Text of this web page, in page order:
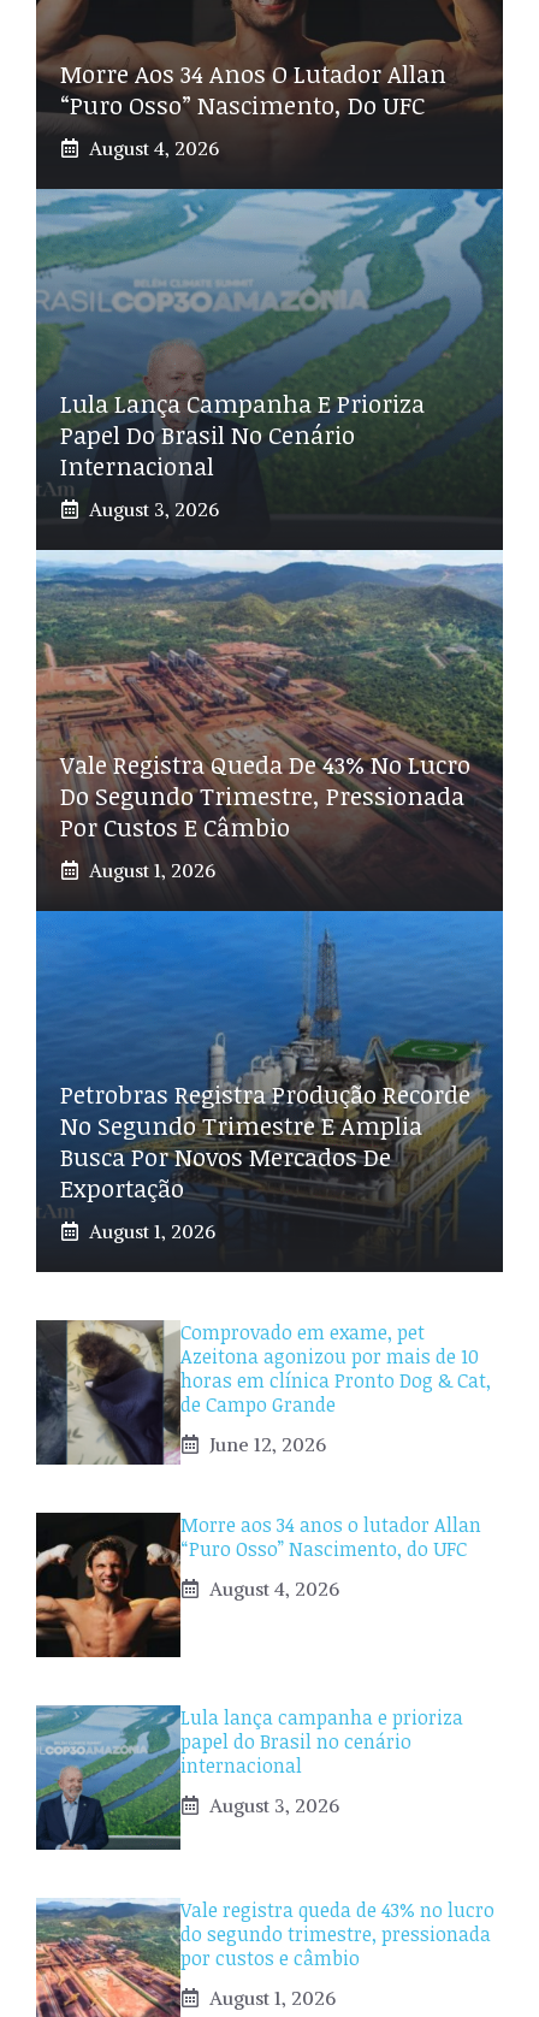
Morre Aos 34 Anos O Lutador Allan
“Puro Osso” Nascimento, Do UFC
August 4, 2026
Lula Lança Campanha E Prioriza
Papel Do Brasil No Cenário
Internacional
August 3, 2026
Vale Registra Queda De 43% No Lucro
Do Segundo Trimestre, Pressionada
Por Custos E Câmbio
August 1, 2026
Petrobras Registra Produção Recorde
No Segundo Trimestre E Amplia
Busca Por Novos Mercados De
Exportação
August 1, 2026
Comprovado em exame, pet
Azeitona agonizou por mais de 10
horas em clínica Pronto Dog & Cat,
de Campo Grande
June 12, 2026
Morre aos 34 anos o lutador Allan
“Puro Osso” Nascimento, do UFC
August 4, 2026
Lula lança campanha e prioriza
papel do Brasil no cenário
internacional
August 3, 2026
Vale registra queda de 43% no lucro
do segundo trimestre, pressionada
por custos e câmbio
August 1, 2026